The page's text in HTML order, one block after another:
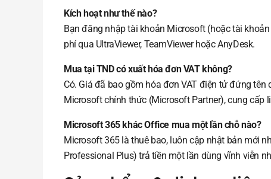
Kích hoạt như thế nào?
Bạn đăng nhập tài khoản Microsoft (hoặc tài
phí qua UltraViewer, TeamViewer hoặc AnyDesk.
Mua tại TND có xuất hóa đơn VAT không?
Có. Giá đã bao gồm hóa đơn VAT điện tử đứng
Microsoft chính thức (Microsoft Partner), cung cấp
Microsoft 365 khác Office mua một lần chỗ nào?
Microsoft 365 là thuê bao, luôn cập nhật bản mới
Professional Plus) trả tiền một lần dùng vĩnh viễn